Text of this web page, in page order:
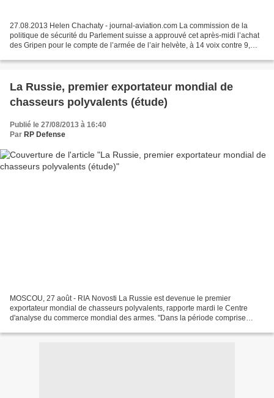
27.08.2013 Helen Chachaty - journal-aviation.com La commission de la
politique de sécurité du Parlement suisse a approuvé cet après-midi l’achat
des Gripen pour le compte de l’armée de l’air helvète, à 14 voix contre 9,
La Russie, premier exportateur mondial de
chasseurs polyvalents (étude)
Publié le 27/08/2013 à 16:40
Par RP Defense
MOSCOU, 27 août - RIA Novosti La Russie est devenue le premier
exportateur mondial de chasseurs polyvalents, rapporte mardi le Centre
d'analyse du commerce mondial des armes. "Dans la période comprise